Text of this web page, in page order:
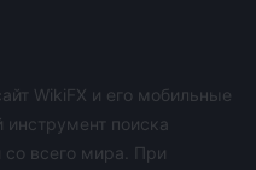
и несколькими
мошенничество？
WikiFX и его мобильные
поиска
со всего мира. При